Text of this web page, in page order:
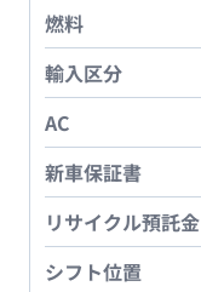
燃料
輸入区分
AC
新車保証書
リサイクル預託金
シフト位置